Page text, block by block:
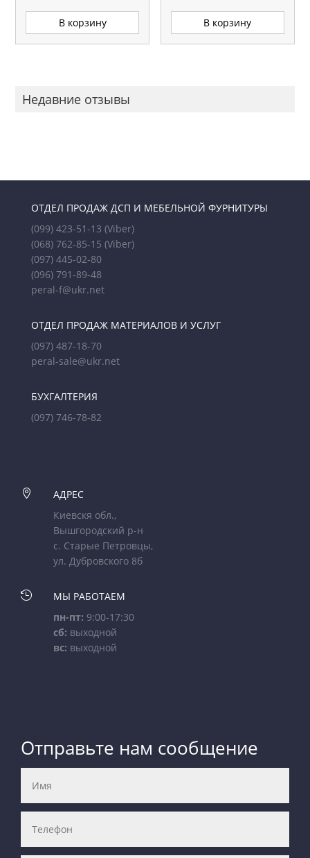
В корзину В корзину
Недавние отзывы
ОТДЕЛ ПРОДАЖ ДСП И МЕБЕЛЬНОЙ ФУРНИТУРЫ
(099) 423-51-13 (Viber)
(068) 762-85-15 (Viber)
(097) 445-02-80
(096) 791-89-48
peral-f@ukr.net
ОТДЕЛ ПРОДАЖ МАТЕРИАЛОВ И УСЛУГ
(097) 487-18-70
peral-sale@ukr.net
БУХГАЛТЕРИЯ
(097) 746-78-82

АДРЕС
Киевскя обл.,
Вышгородский р-н
с. Старые Петровцы,
ул. Дубровского 8б

МЫ РАБОТАЕМ
пн-пт: 9:00-17:30
сб: выходной
вс: выходной
Отправьте нам сообщение